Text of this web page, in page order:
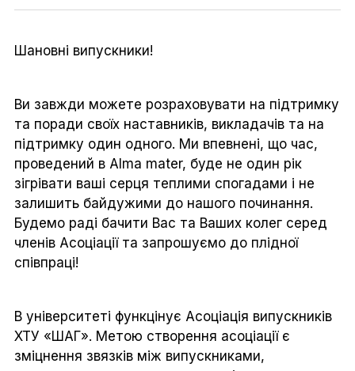
Шановні випускники!
Ви завжди можете розраховувати на підтримку
та поради своїх наставників, викладачів та на
підтримку один одного. Ми впевнені, що час,
проведений в Alma mater, буде не один рік
зігрівати ваші серця теплими спогадами і не
залишить байдужими до нашого починання.
Будемо раді бачити Вас та Ваших колег серед
членів Асоціації та запрошуємо до плідної
співпраці!
В університеті функцінує Асоціація випускників
ХТУ «ШАГ». Метою створення асоціації є
зміцнення звязків між випускниками,